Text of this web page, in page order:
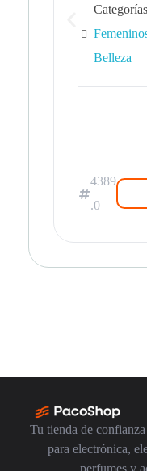
Belleza
4389
.0
Tu tienda de
para electrónica,